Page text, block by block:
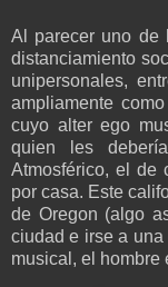
Al parecer uno de
distanciamiento
unipersonales,
ampliamente
cuyo alter ego
quien les
Atmosférico, el de
por casa. Este
de Oregon (algo
ciudad e irse a
musical, el hombre